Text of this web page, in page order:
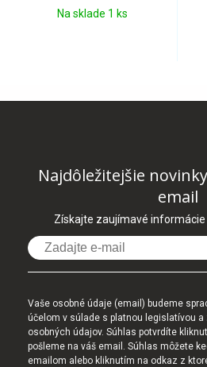
Na sklade 1 ks
Najdôležitejšie
email
Získajte zaujímavé
Vaše osobné údaje (email) budeme
účelom v súlade s platnou legislatívou
osobných údajov. Súhlas potvrdíte
pošleme na váš email. Súhlas môžete
emailom alebo kliknutím na odkaz z